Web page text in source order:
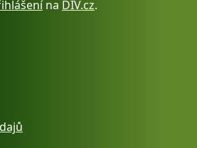
na DIV.cz.